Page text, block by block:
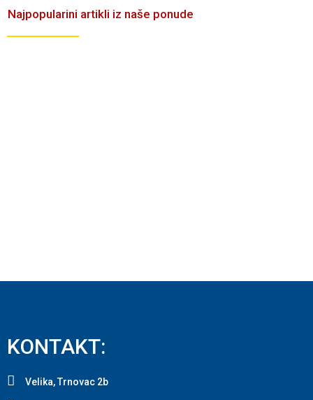
Najpopularini artikli iz naše ponude
KONTAKT:
Velika, Trnovac 2b